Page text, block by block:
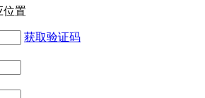
位置
获取验证码